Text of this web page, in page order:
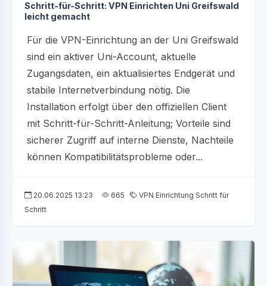
Schritt-für-Schritt: VPN Einrichten Uni Greifswald
leicht gemacht
Für die VPN-Einrichtung an der Uni Greifswald
sind ein aktiver Uni-Account, aktuelle
Zugangsdaten, ein aktualisiertes Endgerät und
stabile Internetverbindung nötig. Die
Installation erfolgt über den offiziellen Client
mit Schritt-für-Schritt-Anleitung; Vorteile sind
sicherer Zugriff auf interne Dienste, Nachteile
können Kompatibilitätsprobleme oder...
20.06.2025 13:23 665
VPN Einrichtung Schritt für
Schritt